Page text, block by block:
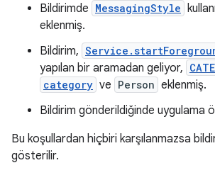
Bildirimde MessagingStyle
eklenmiş.
Bildirim,
yapılan bir aramadan geliyor,
category ve Person eklenmiş.
Bildirim gönderildiğinde uygulama
Bu koşullardan hiçbiri karşılanmazsa
gösterilir.